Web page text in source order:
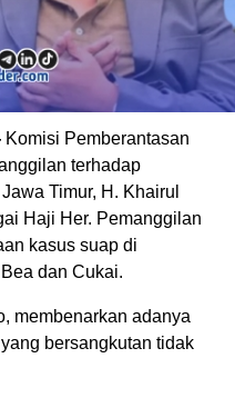
Komisi Pemberantasan
terhadap
Timur, H. Khairul
Haji Her. Pemanggilan
kasus suap di
dan Cukai.
membenarkan adanya
bersangkutan tidak